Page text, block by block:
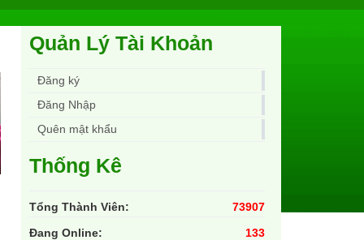
Quản Lý Tài Khoản
Đăng ký
Đăng Nhập
Quên mật khẩu
Thống Kê
Tổng Thành Viên:
73907
Đang Online:
133